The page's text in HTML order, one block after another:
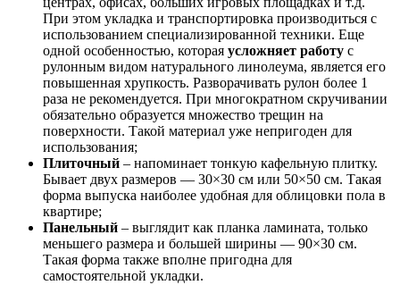
При этом укладка и транспортировка производиться с
использованием специализированной техники. Еще
одной особенностью, которая усложняет работу с
рулонным видом натурального линолеума, является его
повышенная хрупкость. Разворачивать рулон более 1
раза не рекомендуется. При многократном скручивании
обязательно образуется множество трещин на
поверхности. Такой материал уже непригоден для
использования;
Плиточный – напоминает тонкую кафельную плитку.
Бывает двух размеров — 30×30 см или 50×50 см. Такая
форма выпуска наиболее удобная для облицовки пола в
квартире;
Панельный – выглядит как планка ламината, только
меньшего размера и большей ширины — 90×30 см.
Такая форма также вполне пригодна для
самостоятельной укладки.